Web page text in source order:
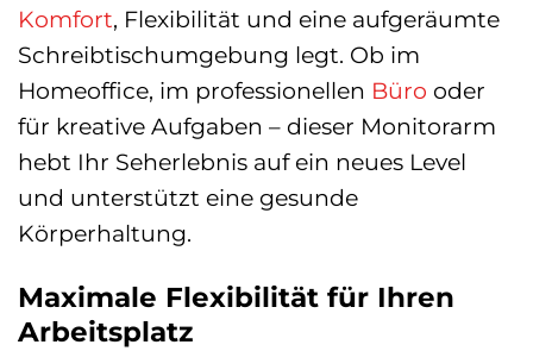
Komfort, Flexibilität und eine aufgeräumte
Schreibtischumgebung legt. Ob im
Homeoffice, im professionellen Büro oder
für kreative Aufgaben – dieser Monitorarm
hebt Ihr Seherlebnis auf ein neues Level
und unterstützt eine gesunde
Körperhaltung.
Maximale Flexibilität für Ihren
Arbeitsplatz